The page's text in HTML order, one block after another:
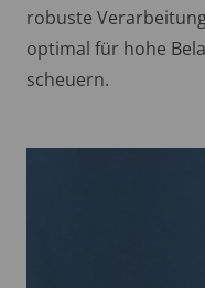
robuste
optimal für hohe
scheuern.